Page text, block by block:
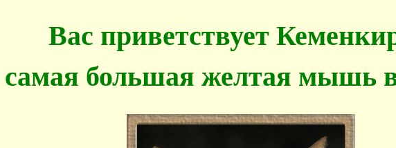
Вас приветствует
самая большая желтая мышь